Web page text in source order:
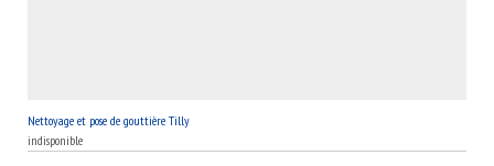
Nettoyage et pose de gouttière Tilly
indisponible